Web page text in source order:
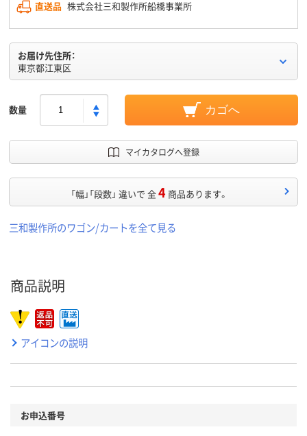
直送品 株式会社三和製作所船橋事業所
お届け先住所：
東京都江東区
数量 カゴへ
マイカタログへ登録
「幅」「段数」 違いで 全4 商品あります。
三和製作所のワゴン/カートを全て見る
商品説明
アイコンの説明
お申込番号